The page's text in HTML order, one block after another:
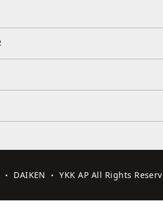
DAIKEN ・ YKK AP All Rights